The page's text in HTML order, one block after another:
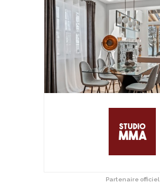
Partenaire officiel